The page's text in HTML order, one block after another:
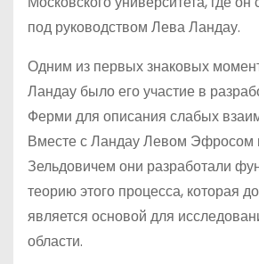
под руководством Лева Ландау.
Одним из первых знаковых
Ландау было его участие в
Ферми для описания слабых
Вместе с Ландау Левом Эфросом
Зельдовичем они разработали
теорию этого процесса, которая
является основой для
области.